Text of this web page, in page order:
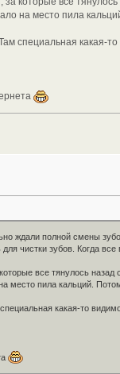
на место пила
специальная какая-
ждали полной смены
чистки зубов. Когда
все тянулось
место пила кальций.
какая-то